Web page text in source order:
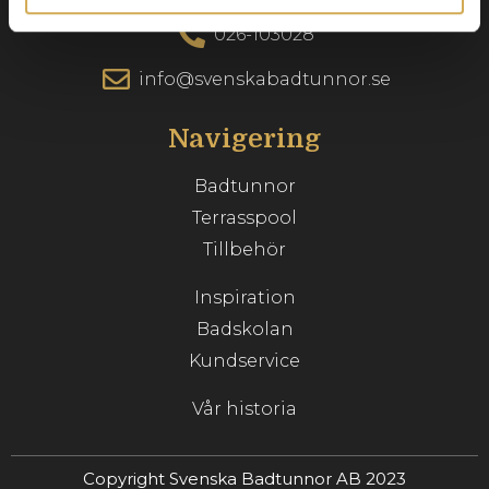
026-103028
info@svenskabadtunnor.se
Navigering
Badtunnor
Terrasspool
Tillbehör
Inspiration
Badskolan
Kundservice
Vår historia
Copyright Svenska Badtunnor AB 2023